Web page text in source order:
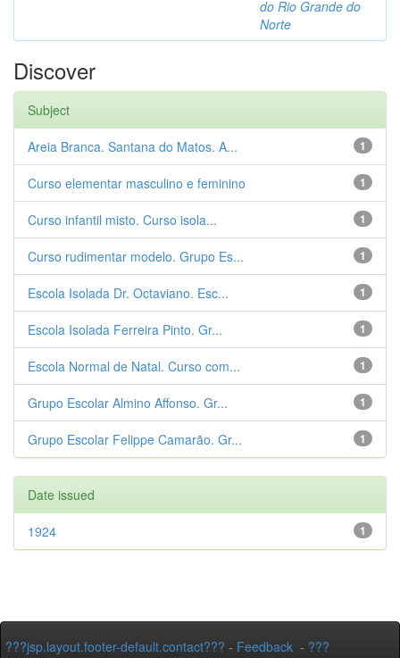
do Rio Grande do
Norte
Discover
Subject
1
Areia Branca. Santana do Matos. A...
1
Curso elementar masculino e feminino
1
Curso infantil misto. Curso isola...
1
Curso rudimentar modelo. Grupo Es...
1
Escola Isolada Dr. Octaviano. Esc...
1
Escola Isolada Ferreira Pinto. Gr...
1
Escola Normal de Natal. Curso com...
1
Grupo Escolar Almino Affonso. Gr...
1
Grupo Escolar Felippe Camarão. Gr...
Date issued
1
1924
???jsp.layout.footer-default.contact??? - Feedback - ???